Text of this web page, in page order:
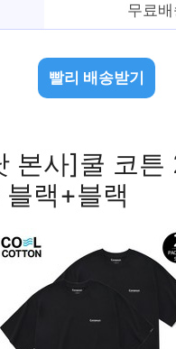
무료배
빨리 배송받기
본사]쿨 코튼
블랙+블랙